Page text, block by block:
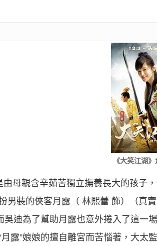
《大笑江湖
母親含辛茹苦獨立撫養長大的孩子
男裝的俠客月露（ 林熙蕾 飾）（真
吳迪為了幫助月露也意外捲入了這
露”娘娘的擅自離宮而苦惱著，大太